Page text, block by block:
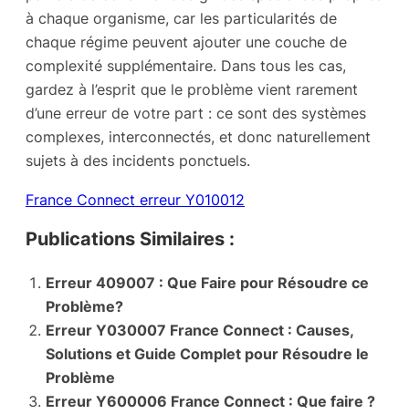
à chaque organisme, car les particularités de
chaque régime peuvent ajouter une couche de
complexité supplémentaire. Dans tous les cas,
gardez à l’esprit que le problème vient rarement
d’une erreur de votre part : ce sont des systèmes
complexes, interconnectés, et donc naturellement
sujets à des incidents ponctuels.
‌France Connect erreur Y010012
Publications Similaires :
Erreur 409007 : Que Faire pour Résoudre ce
Problème?
Erreur Y030007 France Connect : Causes,
Solutions et Guide Complet pour Résoudre le
Problème
Erreur Y600006 France Connect : Que faire ?